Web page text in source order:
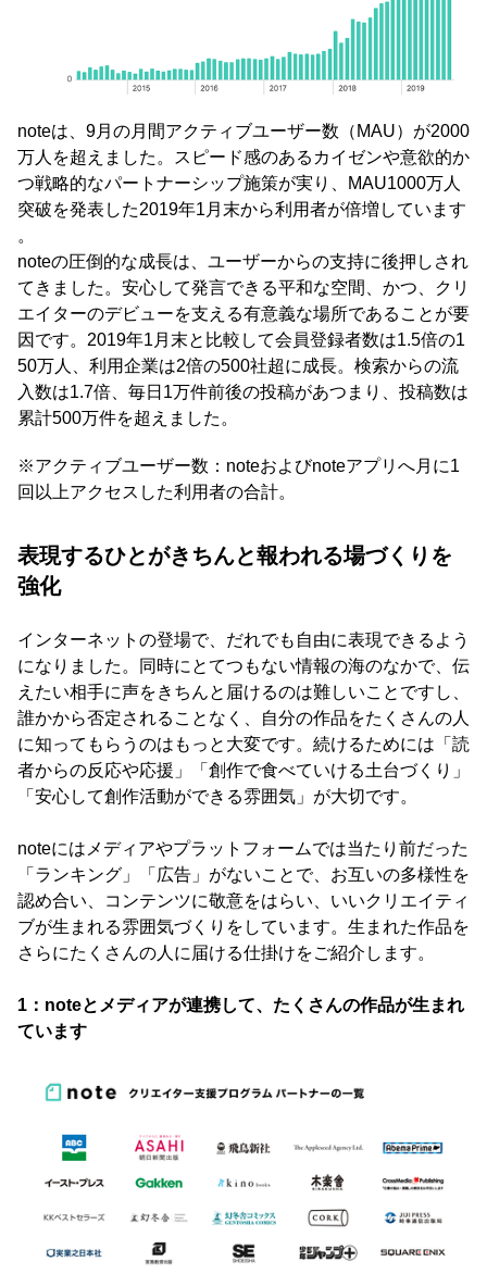
noteは、9月の月間アクティブユーザー数（MAU）が2000
万人を超えました。スピード感のあるカイゼンや意欲的か
つ戦略的なパートナーシップ施策が実り、MAU1000万人
突破を発表した2019年1月末から利用者が倍増しています
。
noteの圧倒的な成長は、ユーザーからの支持に後押しされ
てきました。安心して発言できる平和な空間、かつ、クリ
エイターのデビューを支える有意義な場所であることが要
因です。2019年1月末と比較して会員登録者数は1.5倍の1
50万人、利用企業は2倍の500社超に成長。検索からの流
入数は1.7倍、毎日1万件前後の投稿があつまり、投稿数は
累計500万件を超えました。
※アクティブユーザー数：noteおよびnoteアプリへ月に1
回以上アクセスした利用者の合計。
表現するひとがきちんと報われる場づくりを
強化
インターネットの登場で、だれでも自由に表現できるよう
になりました。同時にとてつもない情報の海のなかで、伝
えたい相手に声をきちんと届けるのは難しいことですし、
誰かから否定されることなく、自分の作品をたくさんの人
に知ってもらうのはもっと大変です。続けるためには「読
者からの反応や応援」「創作で食べていける土台づくり」
「安心して創作活動ができる雰囲気」が大切です。
noteにはメディアやプラットフォームでは当たり前だった
「ランキング」「広告」がないことで、お互いの多様性を
認め合い、コンテンツに敬意をはらい、いいクリエイティ
ブが生まれる雰囲気づくりをしています。生まれた作品を
さらにたくさんの人に届ける仕掛けをご紹介します。
1：noteとメディアが連携して、たくさんの作品が生まれ
ています